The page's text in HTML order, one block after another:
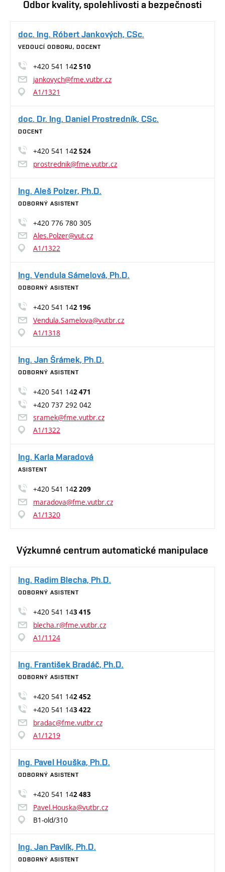
Odbor kvality, spolehlivosti a bezpečnosti
doc. Ing. Róbert Jankových, CSc.
VEDOUCÍ ODBORU, DOCENT
+420 541 142 510
jankovych@fme.vutbr.cz
A1/1321
doc. Dr. Ing. Daniel Prostredník, CSc.
DOCENT
+420 541 142 524
prostrednik@fme.vutbr.cz
Ing. Aleš Polzer, Ph.D.
ODBORNÝ ASISTENT
+420 776 780 305
Ales.Polzer@vut.cz
A1/1322
Ing. Vendula Sámelová, Ph.D.
ODBORNÝ ASISTENT
+420 541 142 196
Vendula.Samelova@vutbr.cz
A1/1318
Ing. Jan Šrámek, Ph.D.
ODBORNÝ ASISTENT
+420 541 142 471
+420 737 292 042
sramek@fme.vutbr.cz
A1/1322
Ing. Karla Maradová
ASISTENT
+420 541 142 209
maradova@fme.vutbr.cz
A1/1320
Výzkumné centrum automatické manipulace
Ing. Radim Blecha, Ph.D.
ODBORNÝ ASISTENT
+420 541 143 415
blecha.r@fme.vutbr.cz
A1/1124
Ing. František Bradáč, Ph.D.
ODBORNÝ ASISTENT
+420 541 142 452
+420 541 143 422
bradac@fme.vutbr.cz
A1/1219
Ing. Pavel Houška, Ph.D.
ODBORNÝ ASISTENT
+420 541 142 483
Pavel.Houska@vutbr.cz
B1-old/310
Ing. Jan Pavlík, Ph.D.
ODBORNÝ ASISTENT